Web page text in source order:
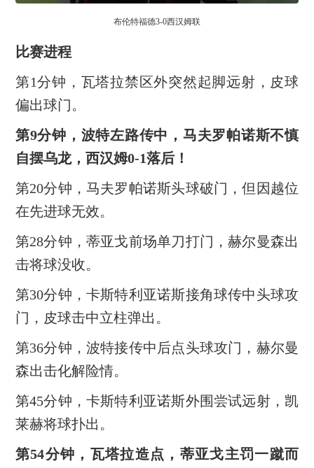
布伦特福德3-0西汉姆联
比赛进程
第1分钟，瓦塔拉禁区外突然起脚远射，皮球
偏出球门。
第9分钟，波特左路传中，马夫罗帕诺斯不慎
自摆乌龙，西汉姆0-1落后！
第20分钟，马夫罗帕诺斯头球破门，但因越位
在先进球无效。
第28分钟，蒂亚戈前场单刀打门，赫尔曼森出
击将球没收。
第30分钟，卡斯特利亚诺斯接角球传中头球攻
门，皮球击中立柱弹出。
第36分钟，波特接传中后点头球攻门，赫尔曼
森出击化解险情。
第45分钟，卡斯特利亚诺斯外围尝试远射，凯
莱赫将球扑出。
第54分钟，瓦塔拉造点，蒂亚戈主罚一蹴而